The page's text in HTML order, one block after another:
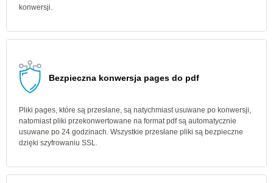
konwersji.
Bezpieczna konwersja pages do pdf
Pliki pages, które są przesłane, są natychmiast usuwane po konwersji,
natomiast pliki przekonwertowane na format pdf są automatycznie
usuwane po 24 godzinach. Wszystkie przesłane pliki są bezpieczne
dzięki szyfrowaniu SSL.